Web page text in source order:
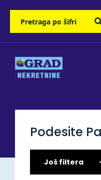
Podesite
Još filtera